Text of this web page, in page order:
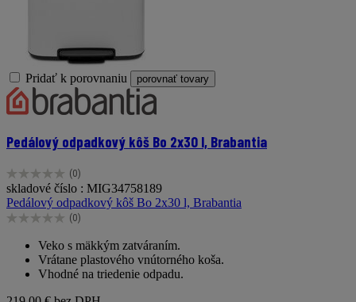
Pridať k porovnaniu porovnať tovary
Pedálový odpadkový kôš Bo 2x30 l, Brabantia
(0)
0.0
z
5
hviezdičiek.
skladové číslo : MIG34758189
Pedálový odpadkový kôš Bo 2x30 l, Brabantia
(0)
0.0
hviezdičiek.
Veko s mäkkým zatváraním.
Vrátane plastového vnútorného koša.
Vhodné na triedenie odpadu.